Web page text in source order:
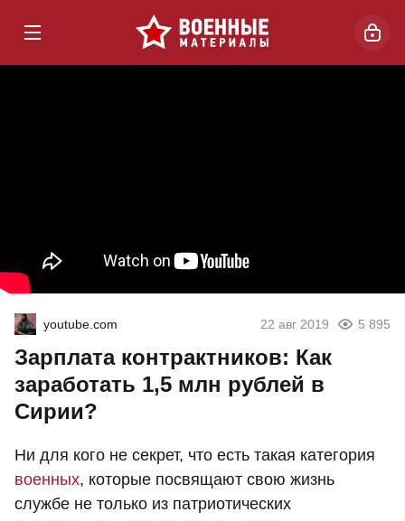
youtube.com 22 авг 2019 5 895
Зарплата контрактников: Как
заработать 1,5 млн рублей в
Сирии?
Ни для кого не секрет, что есть такая категория
военных, которые посвящают свою жизнь
службе не только из патриотических